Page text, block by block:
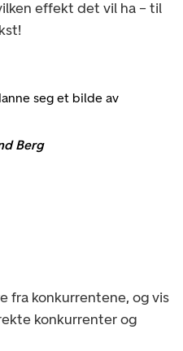
effekt det vil ha – til
seg et bilde av
Berg
fra konkurrentene, og vis
konkurrenter og